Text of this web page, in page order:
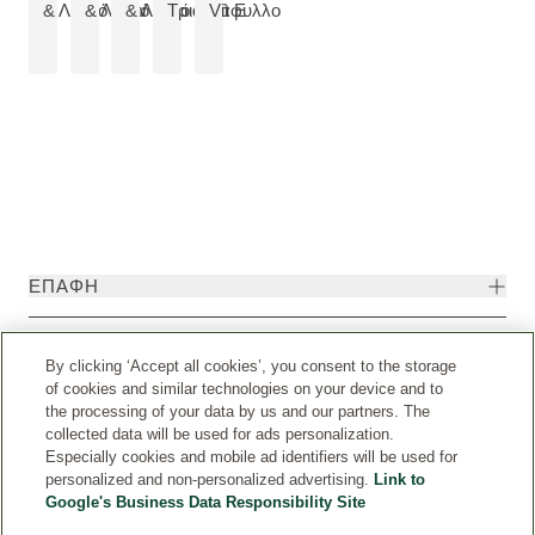
& Λευκό Τσάι
& Λευκό Τσάι
& Λευκό Τσάι
Τριαντάφυλλο
Vit E
ΕΠΑΦΉ
By clicking ‘Accept all cookies’, you consent to the storage
of cookies and similar technologies on your device and to
the processing of your data by us and our partners. The
collected data will be used for ads personalization.
Especially cookies and mobile ad identifiers will be used for
personalized and non-personalized advertising. Link to
Google's Business Data Responsibility Site